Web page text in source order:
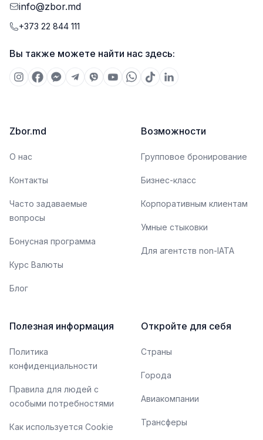
info@zbor.md
+373 22 844 111
Вы также можете найти нас здесь:
Zbor.md
О нас
Контакты
Часто задаваемые
вопросы
Бонусная программа
Курс Валюты
Блог
Возможности
Групповое бронирование
Бизнес-класс
Корпоративным клиентам
Умные стыковки
Для агентств non-IATA
Полезная информация
Политика
конфиденциальности
Правила для людей с
особыми потребностями
Как используется Cookie
Откройте для себя
Страны
Города
Авиакомпании
Трансферы